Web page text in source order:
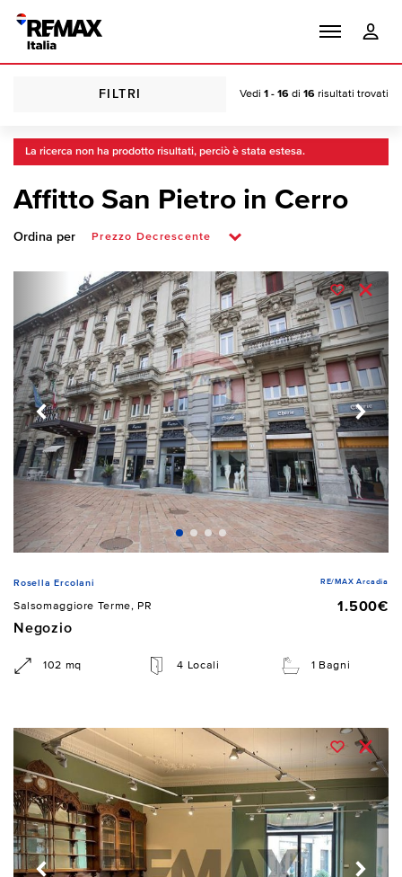
FILTRI Vedi 1 - 16 di 16 risultati trovati
La ricerca non ha prodotto risultati, perciò è stata estesa.
Affitto San Pietro in Cerro
Ordina per
Rosella Ercolani RE/MAX Arcadia
Salsomaggiore Terme, PR
1.500€
Negozio
102 mq 4 Locali 1 Bagni